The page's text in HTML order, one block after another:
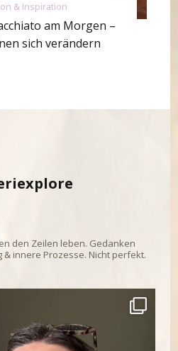
& Inspiration
am Morgen –
sich verändern
den Zeilen leben. Gedanken
& innere Prozesse. Nicht perfekt.